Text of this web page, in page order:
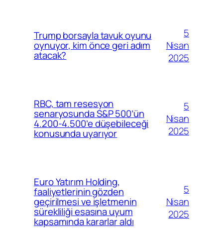
Trump borsayla tavuk oyunu
oynuyor, kim önce geri adım
atacak?
5
Nisan
2025
RBC, tam resesyon
senaryosunda S&P 500’ün
4.200-4.500’e düşebileceği
konusunda uyarıyor
5
Nisan
2025
Euro Yatırım Holding,
faaliyetlerinin gözden
geçirilmesi ve işletmenin
sürekliliği esasına uyum
kapsamında kararlar aldı
5
Nisan
2025